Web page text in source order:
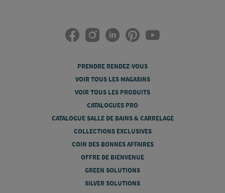
PRENDRE RENDEZ-VOUS
VOIR TOUS LES MAGASINS
VOIR TOUS LES PRODUITS
CATALOGUES PRO
CATALOGUE SALLE DE BAINS & CARRELAGE
COLLECTIONS EXCLUSIVES
COIN DES BONNES AFFAIRES
OFFRE DE BIENVENUE
GREEN SOLUTIONS
SILVER SOLUTIONS